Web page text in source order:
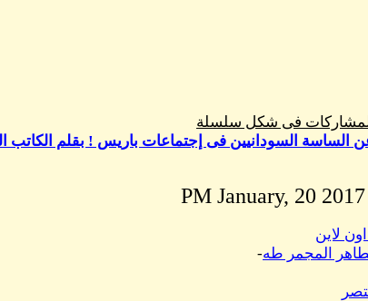
المشاركات فى شكل سلسلة
الساسة السودانيين فى إجتماعات باريس ! بقلم
لاين
المجمر طه-